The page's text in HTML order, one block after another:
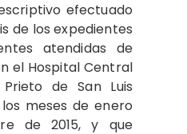
efectuado
de los expedientes
atendidas de
el Hospital Central
de San Luis
meses de enero
de 2015, y que